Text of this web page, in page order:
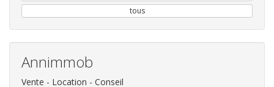
tous
Annimmob
Vente - Location - Conseil